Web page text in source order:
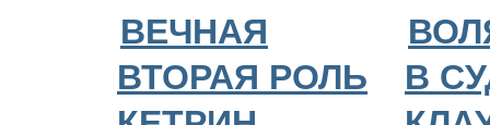
ВЕЧНАЯ
ВТОРАЯ РОЛЬ
В